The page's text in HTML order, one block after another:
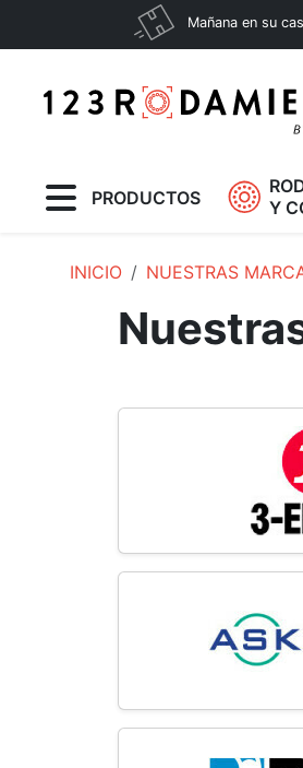
Mañana en su
PRODUCTOS
Y
INICIO NUESTRAS